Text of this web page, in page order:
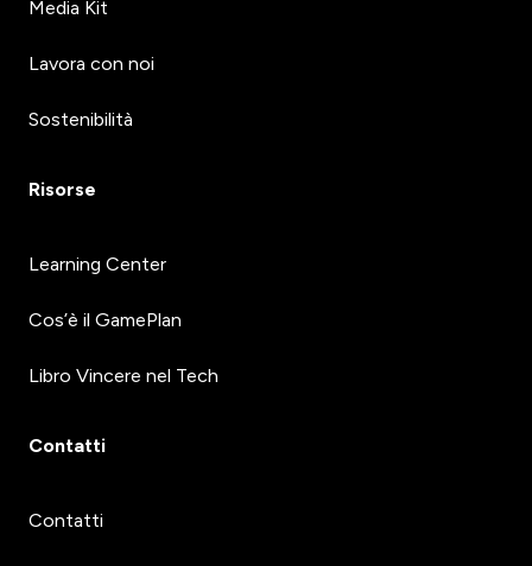
Media Kit
Lavora con noi
Sostenibilità
Risorse
Learning Center
Cos’è il GamePlan
Libro Vincere nel Tech
Contatti
Contatti